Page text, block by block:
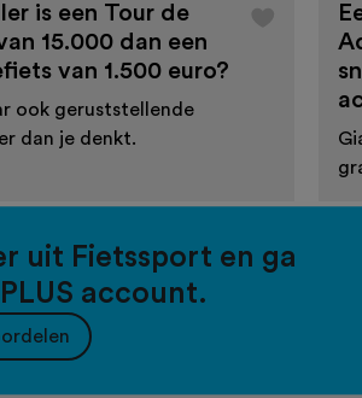
is een Tour de
15.000 dan een
van 1.500 euro?
ook geruststellende
dan je denkt.
uit Fietssport en ga
account.